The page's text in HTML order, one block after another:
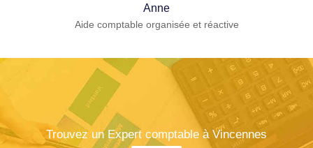
Anne
Aide comptable organisée et réactive
Trouvez un Expert comptable à Vincennes